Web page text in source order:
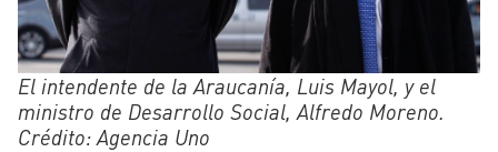
El intendente de la Araucanía, Luis Mayol, y el
ministro de Desarrollo Social, Alfredo Moreno.
Crédito: Agencia Uno